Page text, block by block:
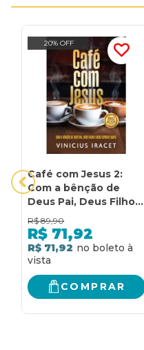
20% OFF
Café com Jesus 2:
Com a bênção de
Deus Pai, Deus Filho e
Deus Espírito Santo
R$ 89,90
R$ 71,92
R$ 71,92
COMPRAR